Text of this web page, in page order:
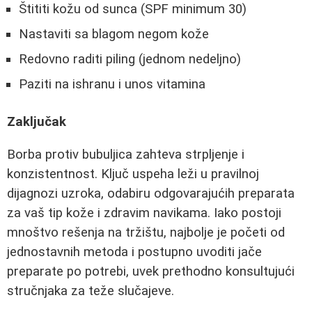
Štititi kožu od sunca (SPF minimum 30)
Nastaviti sa blagom negom kože
Redovno raditi piling (jednom nedeljno)
Paziti na ishranu i unos vitamina
Zaključak
Borba protiv bubuljica zahteva strpljenje i
konzistentnost. Ključ uspeha leži u pravilnoj
dijagnozi uzroka, odabiru odgovarajućih preparata
za vaš tip kože i zdravim navikama. Iako postoji
mnoštvo rešenja na tržištu, najbolje je početi od
jednostavnih metoda i postupno uvoditi jače
preparate po potrebi, uvek prethodno konsultujući
stručnjaka za teže slučajeve.